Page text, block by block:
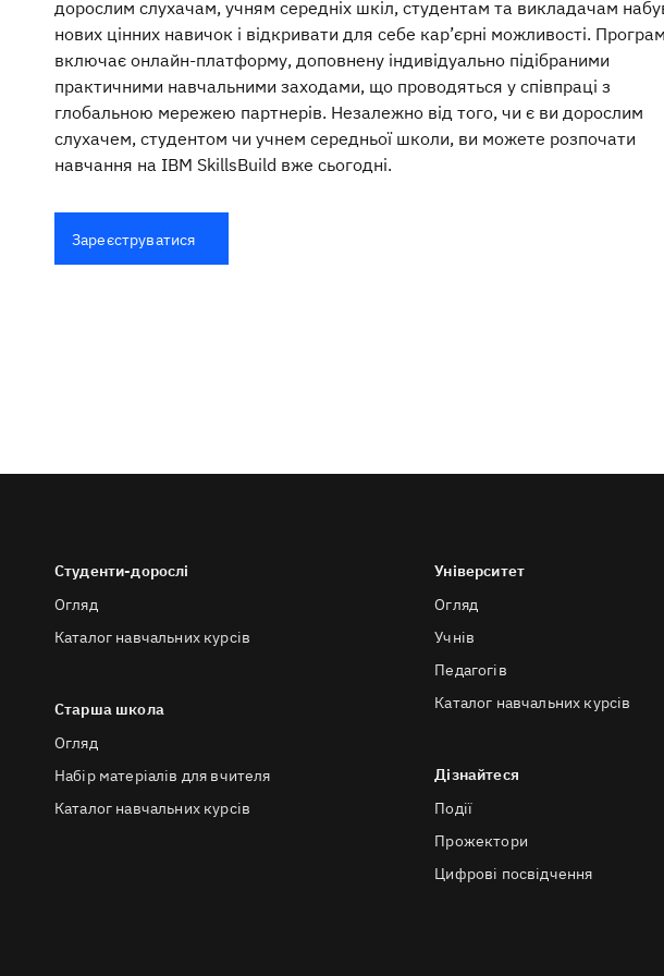
дорослим слухачам, учням середніх шкіл, студентам та викладачам
нових цінних навичок і відкривати для себе кар’єрні можливості.
включає онлайн-платформу, доповнену індивідуально підібраними
практичними навчальними заходами, що проводяться у співпраці з
глобальною мережею партнерів. Незалежно від того, чи є ви дорослим
слухачем, студентом чи учнем середньої школи, ви можете розпочати
навчання на IBM SkillsBuild вже сьогодні.
Зареєструватися
Студенти-дорослі
Огляд
Каталог навчальних курсів
Старша школа
Огляд
Набір матеріалів для вчителя
Каталог навчальних курсів
Університет
Огляд
Учнів
Педагогів
Каталог навчальних курсів
Дізнайтеся
Події
Прожектори
Цифрові посвідчення